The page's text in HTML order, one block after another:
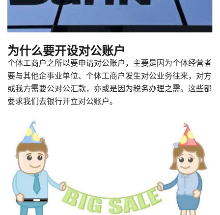
为什么要开设对公账户
个体工商户之所以要申请对公账户，主要是因为个体经营者
要与其他企事业单位、个体工商户发生对公业务往来，对方
或我方需要公对公汇款，亦或是因为税务办理之需。这些都
要求我们去银行开立对公账户。